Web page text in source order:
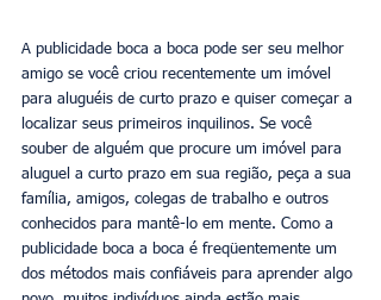
A publicidade boca a boca pode ser seu melhor
amigo se você criou recentemente um imóvel
para aluguéis de curto prazo e quiser começar a
localizar seus primeiros inquilinos. Se você
souber de alguém que procure um imóvel para
aluguel a curto prazo em sua região, peça a sua
família, amigos, colegas de trabalho e outros
conhecidos para mantê-lo em mente. Como a
publicidade boca a boca é freqüentemente um
dos métodos mais confiáveis para aprender algo